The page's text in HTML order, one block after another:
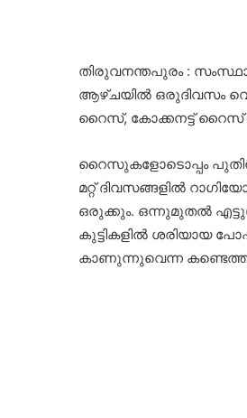
തിരുവനന്തപുരം :
ആഴ്ചയില്‍ ഒരുദിവസം
റൈസ്, കോക്കനട്ട് റൈസ്
റൈസുകളോടൊപ്പം
മറ്റ് ദിവസങ്ങളില്‍
ഒരുക്കും. ഒന്നുമുതല്‍
കുട്ടികളില്‍ ശരിയായ
കാണുന്നുവെന്ന